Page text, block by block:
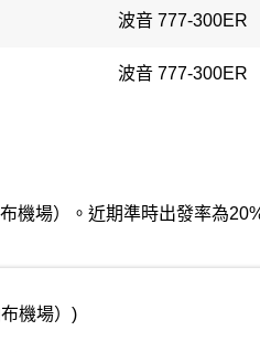
波音 777-300ER
波音 777-300ER
機場）。近期準時出發率為
機場）)